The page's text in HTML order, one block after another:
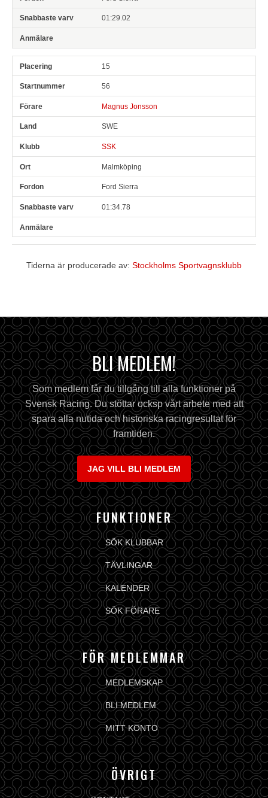
01:29.02
15
56
Magnus Jonsson
SWE
SSK
Malmköping
Ford Sierra
01:34.78
Tiderna är producerade av: Stockholms Sportvagnsklubb
BLI MEDLEM!
Som medlem får du tillgång till alla funktioner på
Svensk Racing. Du stöttar ocksp vårt arbete med att
spara alla nutida och historiska racingresultat för
framtiden.
JAG VILL BLI MEDLEM
FUNKTIONER
SÖK KLUBBAR
TÄVLINGAR
KALENDER
SÖK FÖRARE
FÖR MEDLEMMAR
MEDLEMSKAP
BLI MEDLEM
MITT KONTO
ÖVRIGT